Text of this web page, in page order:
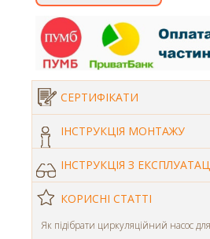
СЕРТИФІКАТИ
ІНСТРУКЦІЯ МОНТАЖУ
ІНСТРУКЦІЯ З
КОРИСНІ СТАТТІ
Як підібрати циркуляційний насос